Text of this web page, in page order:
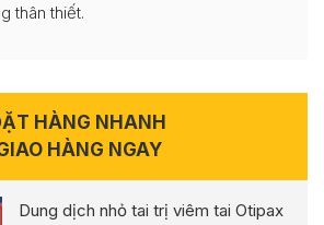
thân thiết.
HÀNG NHANH
HÀNG NGAY
Dung dịch nhỏ tai trị viêm tai Otipax